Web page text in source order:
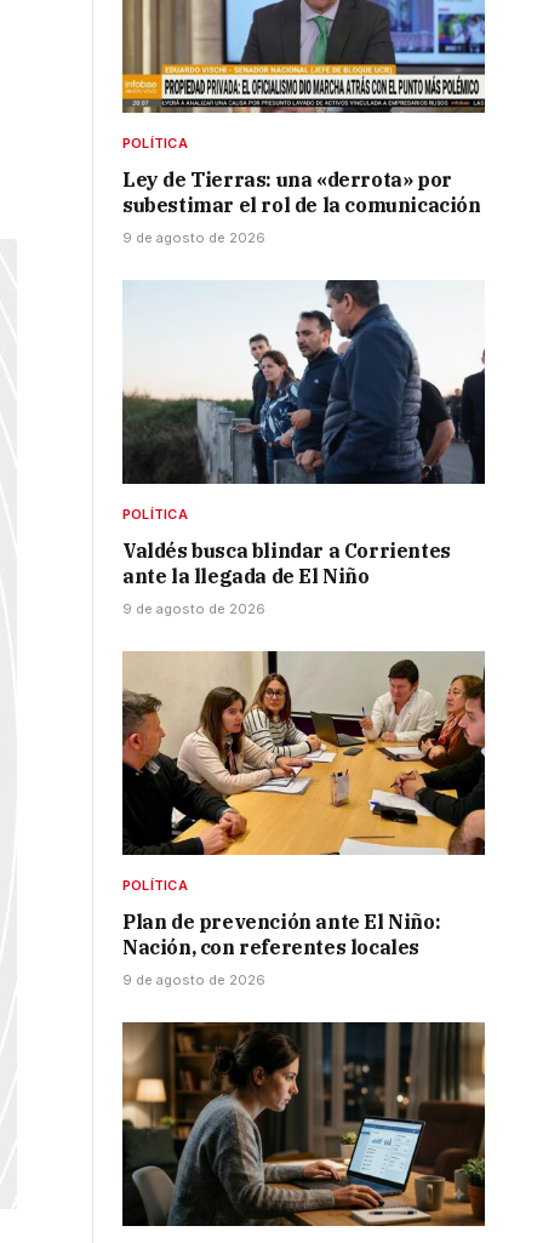
POLÍTICA
Ley de Tierras: una «derrota» por
subestimar el rol de la comunicación
9 de agosto de 2026
POLÍTICA
Valdés busca blindar a Corrientes
ante la llegada de El Niño
9 de agosto de 2026
POLÍTICA
Plan de prevención ante El Niño:
Nación, con referentes locales
9 de agosto de 2026